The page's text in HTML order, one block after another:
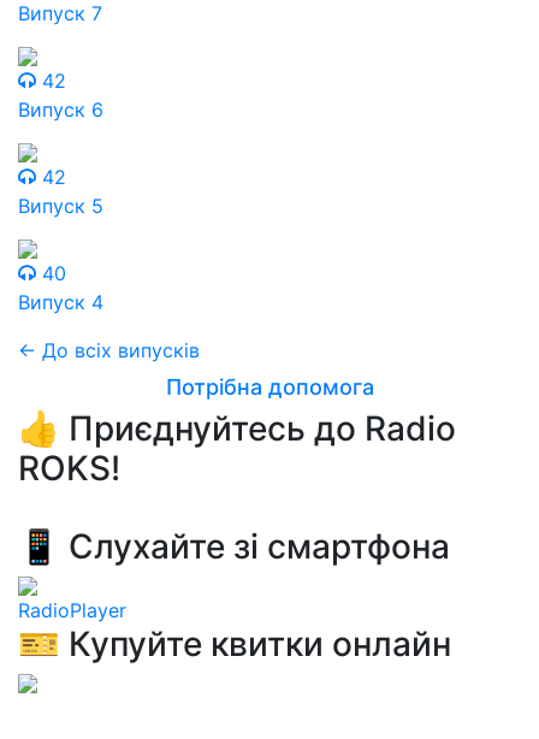
Випуск 7
42
Випуск 6
42
Випуск 5
40
Випуск 4
← До всіх випусків
Потрібна допомога
👍 Приєднуйтесь до Radio
ROKS!
📱 Слухайте зі смартфона
RadioPlayer
🎫 Купуйте квитки онлайн